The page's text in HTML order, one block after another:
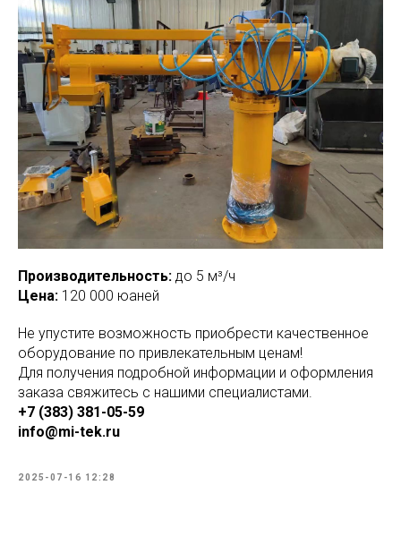
Производительность: до 5 м³/ч
Цена: 120 000 юаней
Не упустите возможность приобрести качественное
оборудование по привлекательным ценам!
Для получения подробной информации и оформления
заказа свяжитесь с нашими специалистами.
+7 (383) 381-05-59
info@mi-tek.ru
2025-07-16 12:28